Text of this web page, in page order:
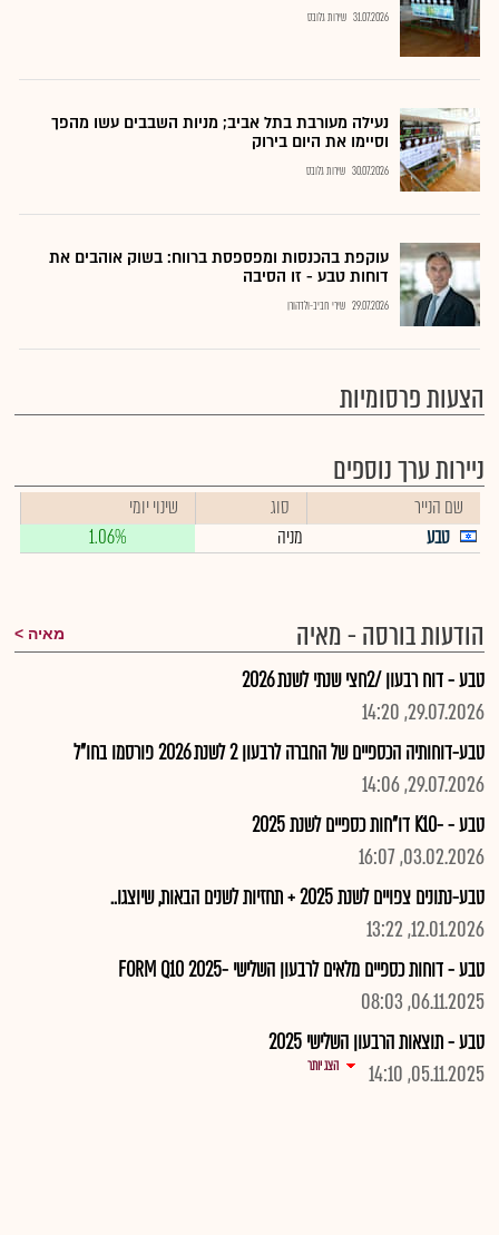
31.07.2026 שירות גלובס
נעילה מעורבת בתל אביב; מניות השבבים עשו מהפך
וסיימו את היום בירוק
30.07.2026 שירות גלובס
עוקפת בהכנסות ומפספסת ברווח: בשוק אוהבים את
דוחות טבע - זו הסיבה
29.07.2026 שירי חביב-ולדהורן
הצעות פרסומיות
ניירות ערך נוספים
שם הנייר סוג
שינוי יומי
טבע
מניה 1.06%
הודעות בורסה - מאיה מאיה
טבע - דוח רבעון /2חצי שנתי לשנת 2026
29.07.2026, 14:20
טבע-דוחותיה הכספיים של החברה לרבעון 2 לשנת 2026 פורסמו בחו"ל
29.07.2026, 14:06
טבע - -K10 דו"חות כספיים לשנת 2025
03.02.2026, 16:07
טבע-נתונים צפויים לשנת 2025 + תחזיות לשנים הבאות, שיוצגו..
12.01.2026, 13:22
טבע - דוחות כספיים מלאים לרבעון השלישי -2025 FORM Q10
06.11.2025, 08:03
טבע - תוצאות הרבעון השלישי 2025
05.11.2025, 14:10
הצג יותר